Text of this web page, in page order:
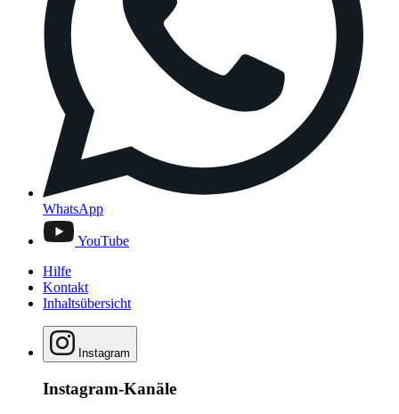
WhatsApp
YouTube
Hilfe
Kontakt
Inhaltsübersicht
Instagram
Instagram-Kanäle